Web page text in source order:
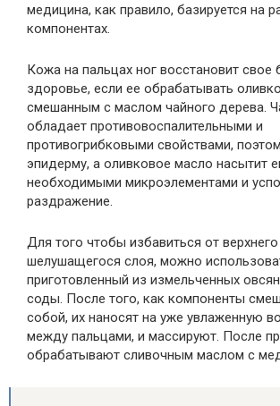
медицина, как правило, базируется на
компонентах.
Кожа на пальцах ног восстановит свое
здоровье, если ее обрабатывать
смешанным с маслом чайного дерева.
обладает противовоспалительными и
противогрибковыми свойствами,
эпидерму, а оливковое масло насытит
необходимыми микроэлементами и
раздражение.
Для того чтобы избавиться от верхнего
шелушащегося слоя, можно
приготовленный из измельченных
соды. После того, как компоненты
собой, их наносят на уже увлаженную
между пальцами, и массируют. После
обрабатывают сливочным маслом с